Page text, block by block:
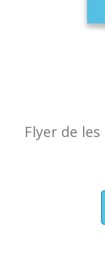
Flyer de les